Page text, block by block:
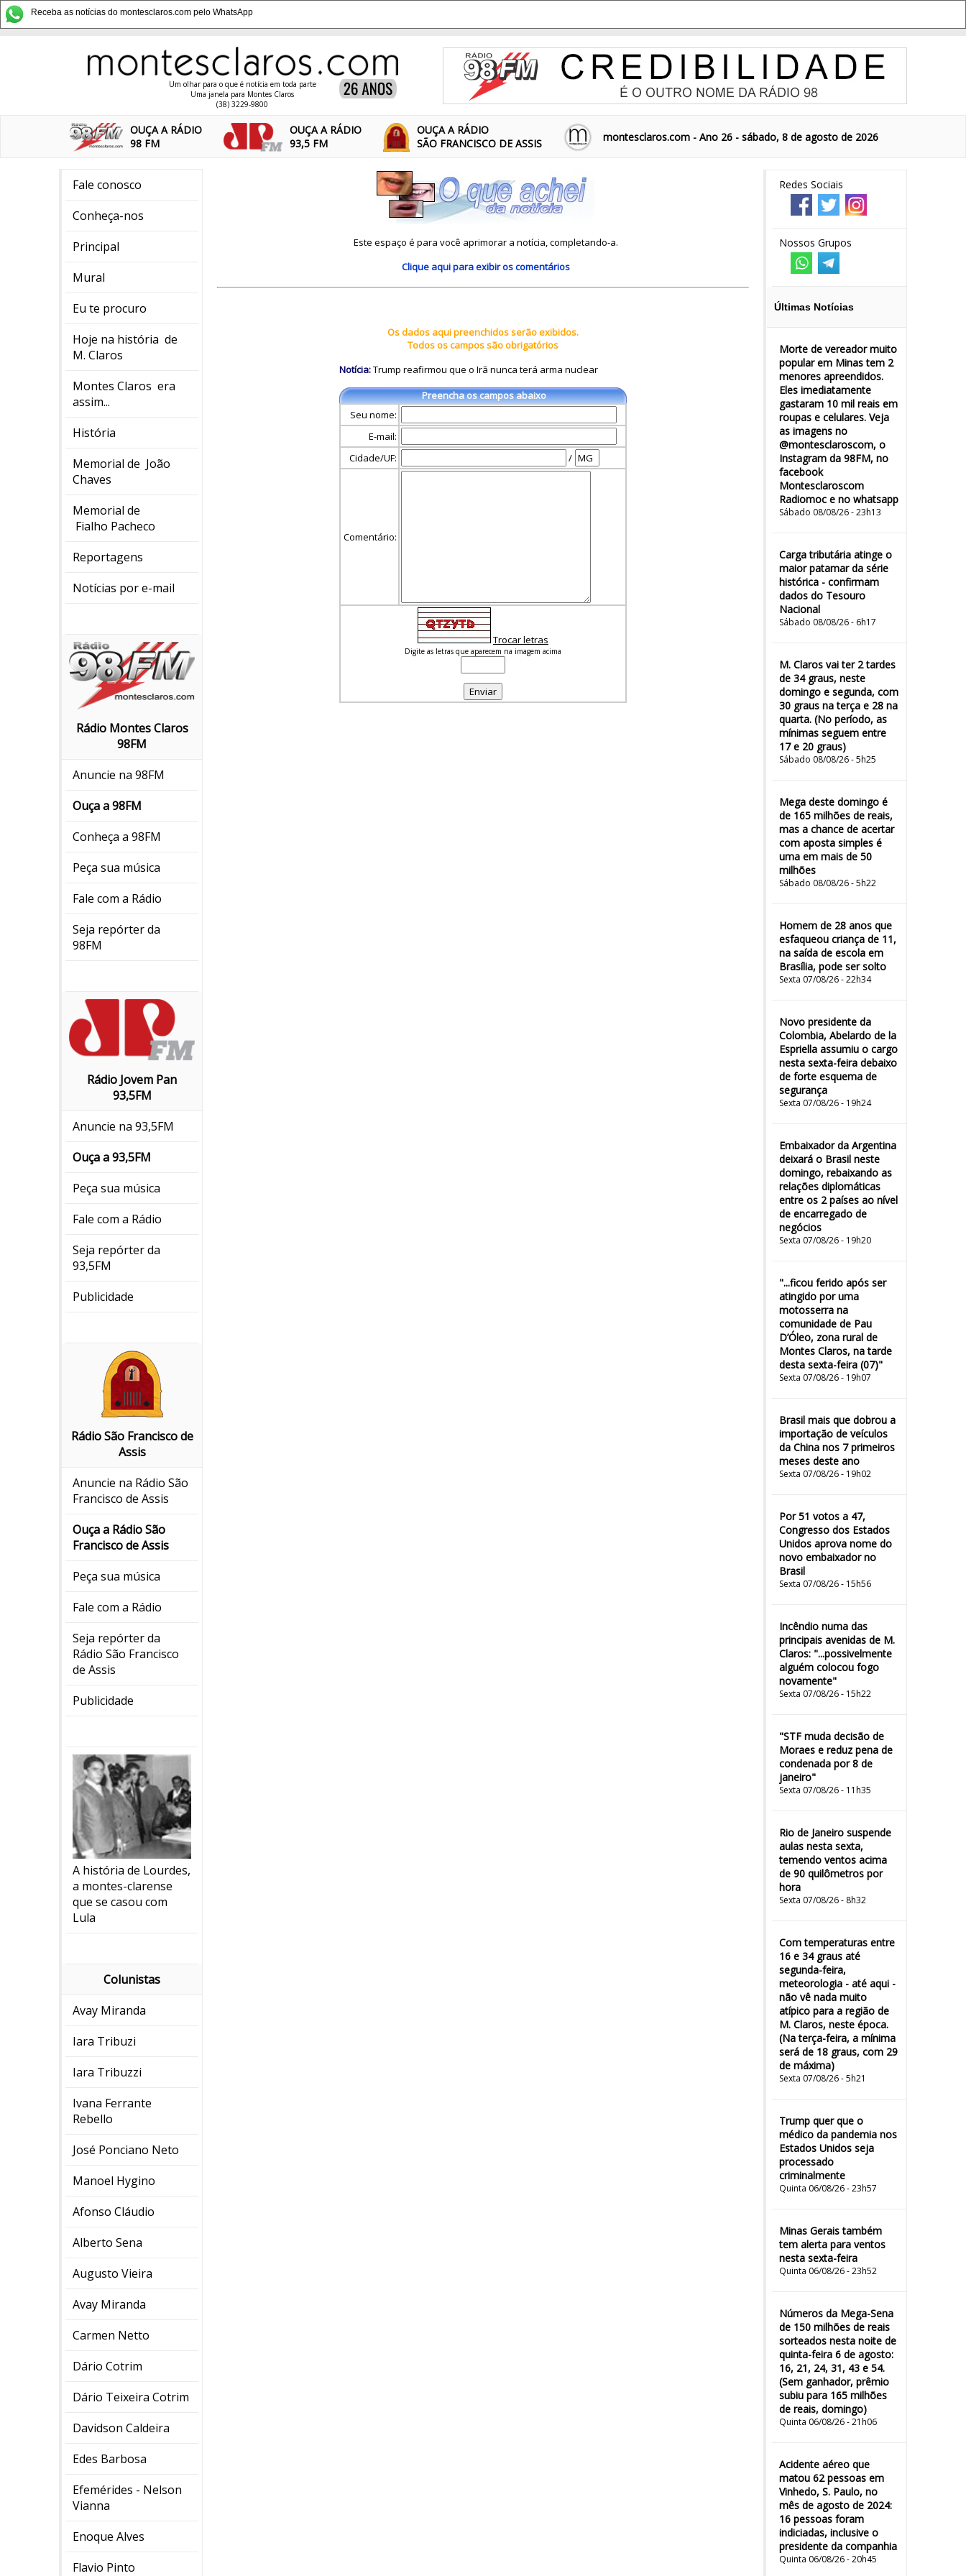
Receba as notícias do montesclaros.com pelo WhatsApp
Um olhar para o que é notícia em toda parte
Uma janela para Montes Claros
(38) 3229-9800
OUÇA A RÁDIO
98 FM
OUÇA A RÁDIO
93,5 FM
OUÇA A RÁDIO
SÃO FRANCISCO DE ASSIS
montesclaros.com - Ano 26 - sábado, 8 de agosto de 2026
Fale conosco
Conheça-nos
Principal
Mural
Eu te procuro
Hoje na história de
M. Claros
Montes Claros era
assim...
História
Memorial de João
Chaves
Memorial de
Fialho Pacheco
Reportagens
Notícias por e-mail
Rádio Montes Claros
98FM
Anuncie na 98FM
Ouça a 98FM
Conheça a 98FM
Peça sua música
Fale com a Rádio
Seja repórter da
98FM
Rádio Jovem Pan
93,5FM
Anuncie na 93,5FM
Ouça a 93,5FM
Peça sua música
Fale com a Rádio
Seja repórter da
93,5FM
Publicidade
Rádio São Francisco de
Assis
Anuncie na Rádio São
Francisco de Assis
Ouça a Rádio São
Francisco de Assis
Peça sua música
Fale com a Rádio
Seja repórter da
Rádio São Francisco
de Assis
Publicidade
A história de Lourdes,
a montes-clarense
que se casou com
Lula
Colunistas
Avay Miranda
Iara Tribuzi
Iara Tribuzzi
Ivana Ferrante
Rebello
José Ponciano Neto
Manoel Hygino
Afonso Cláudio
Alberto Sena
Augusto Vieira
Avay Miranda
Carmen Netto
Dário Cotrim
Dário Teixeira Cotrim
Davidson Caldeira
Edes Barbosa
Efemérides - Nelson
Vianna
Enoque Alves
Flavio Pinto
Redes Sociais
Nossos Grupos
Últimas Notícias
Morte de vereador muito
popular em Minas tem 2
menores apreendidos.
Eles imediatamente
gastaram 10 mil reais em
roupas e celulares. Veja
as imagens no
@montesclaroscom, o
Instagram da 98FM, no
facebook
Montesclaroscom
Radiomoc e no whatsapp
Sábado 08/08/26 - 23h13
Carga tributária atinge o
maior patamar da série
histórica - confirmam
dados do Tesouro
Nacional
Sábado 08/08/26 - 6h17
M. Claros vai ter 2 tardes
de 34 graus, neste
domingo e segunda, com
30 graus na terça e 28 na
quarta. (No período, as
mínimas seguem entre
17 e 20 graus)
Sábado 08/08/26 - 5h25
Mega deste domingo é
de 165 milhões de reais,
mas a chance de acertar
com aposta simples é
uma em mais de 50
milhões
Sábado 08/08/26 - 5h22
Homem de 28 anos que
esfaqueou criança de 11,
na saída de escola em
Brasília, pode ser solto
Sexta 07/08/26 - 22h34
Novo presidente da
Colombia, Abelardo de la
Espriella assumiu o cargo
nesta sexta-feira debaixo
de forte esquema de
segurança
Sexta 07/08/26 - 19h24
Embaixador da Argentina
deixará o Brasil neste
domingo, rebaixando as
relações diplomáticas
entre os 2 países ao nível
de encarregado de
negócios
Sexta 07/08/26 - 19h20
"...ficou ferido após ser
atingido por uma
motosserra na
comunidade de Pau
D’Óleo, zona rural de
Montes Claros, na tarde
desta sexta-feira (07)"
Sexta 07/08/26 - 19h07
Brasil mais que dobrou a
importação de veículos
da China nos 7 primeiros
meses deste ano
Sexta 07/08/26 - 19h02
Por 51 votos a 47,
Congresso dos Estados
Unidos aprova nome do
novo embaixador no
Brasil
Sexta 07/08/26 - 15h56
Incêndio numa das
principais avenidas de M.
Claros: "...possivelmente
alguém colocou fogo
novamente"
Sexta 07/08/26 - 15h22
"STF muda decisão de
Moraes e reduz pena de
condenada por 8 de
janeiro"
Sexta 07/08/26 - 11h35
Rio de Janeiro suspende
aulas nesta sexta,
temendo ventos acima
de 90 quilômetros por
hora
Sexta 07/08/26 - 8h32
Com temperaturas entre
16 e 34 graus até
segunda-feira,
meteorologia - até aqui -
não vê nada muito
atípico para a região de
M. Claros, neste época.
(Na terça-feira, a mínima
será de 18 graus, com 29
de máxima)
Sexta 07/08/26 - 5h21
Trump quer que o
médico da pandemia nos
Estados Unidos seja
processado
criminalmente
Quinta 06/08/26 - 23h57
Minas Gerais também
tem alerta para ventos
nesta sexta-feira
Quinta 06/08/26 - 23h52
Números da Mega-Sena
de 150 milhões de reais
sorteados nesta noite de
quinta-feira 6 de agosto:
16, 21, 24, 31, 43 e 54.
(Sem ganhador, prêmio
subiu para 165 milhões
de reais, domingo)
Quinta 06/08/26 - 21h06
Acidente aéreo que
matou 62 pessoas em
Vinhedo, S. Paulo, no
mês de agosto de 2024:
16 pessoas foram
indiciadas, inclusive o
presidente da companhia
Quinta 06/08/26 - 20h45
Este espaço é para você aprimorar a notícia, completando-a.
Clique aquipara exibir os comentários
Os dados aqui preenchidos serão exibidos.
Todos os campos são obrigatórios
Notícia:Trump reafirmou que o Irã nunca terá arma nuclear
Preencha os campos abaixo
Seu nome:
E-mail:
Cidade/UF:
/
Comentário:
Trocar letras
Digite as letras que aparecem na imagem acima